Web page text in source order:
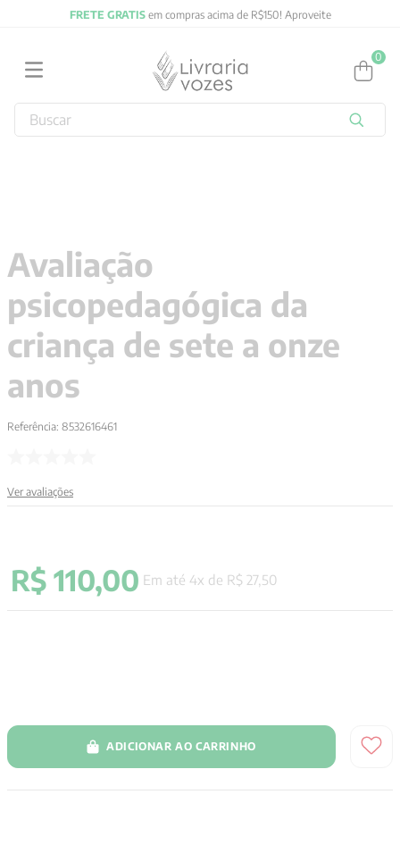
FRETE GRATISem compras acima de R$150! Aproveite
0
Buscar
Avaliação
psicopedagógica da
criança de sete a onze
anos
Referência: 8532616461
Ver avaliações
R$ 110,00 Em até 4x de R$ 27, 50
ADICIONAR AO CARRINHO
4º
5º byung chul han
6º
7º biblia
º anselm grun
9º psicologia